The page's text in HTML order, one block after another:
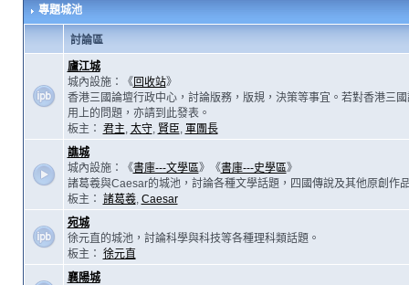
專題城池
討論區
廬江城
城內設施：《回收站》
香港三國論壇行政中心，討論版務，版規，決策等事宜。若對香港三
用上的問題，亦請到此發表。
板主： 君主, 太守, 賢臣, 軍團長
譙城
城內設施：《書庫---文學區》《書庫---史學區》
諸葛羲與Caesar的城池，討論各種文學話題，四國傳說及其他原創作
板主： 諸葛羲, Caesar
宛城
徐元直的城池，討論科學與科技等各種理科類話題。
板主： 徐元直
襄陽城